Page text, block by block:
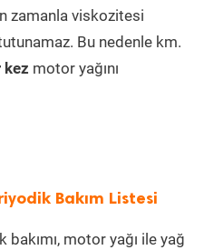
zamanla viskozitesi
Bu nedenle km.
kez motor yağını
Bakım Listesi
bakımı, motor yağı ile yağ